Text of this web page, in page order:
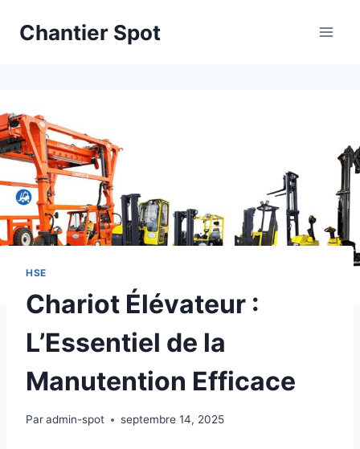
Chantier Spot
HSE
Chariot Élévateur :
L’Essentiel de la
Manutention Efficace
Paradmin-spot septembre 14, 2025